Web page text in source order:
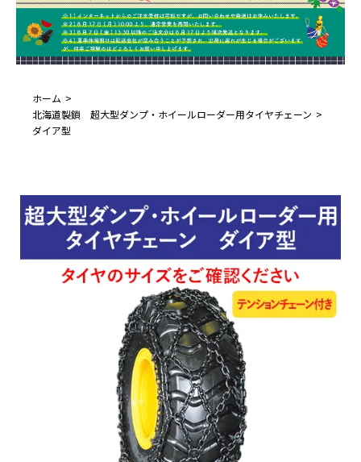
ホーム
北海道製鎖 超大型ダンプ・ホイールローダー用タイヤチェーン
ダイア型